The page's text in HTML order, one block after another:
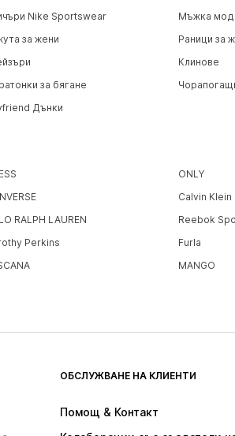
Nike Sportswear Мъжка
за жени Раници за
Клинове
за бягане
Дънки
ONLY
Calvin Klein
RALPH LAUREN Reebok
Perkins Furla
MANGO
ОБСЛУЖВАНЕ НА КЛИЕНТИ
Помощ & Контакт